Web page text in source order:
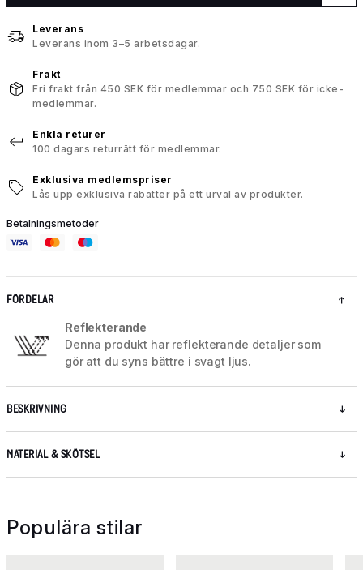
Leverans
Leverans inom 3–5 arbetsdagar.
Frakt
Fri frakt från 450 SEK för medlemmar och 750 SEK för icke-
medlemmar.
Enkla returer
100 dagars returrätt för medlemmar.
Exklusiva medlemspriser
Lås upp exklusiva rabatter på ett urval av produkter.
Betalningsmetoder
FÖRDELAR
Reflekterande
Denna produkt har reflekterande detaljer som
gör att du syns bättre i svagt ljus.
BESKRIVNING
MATERIAL & SKÖTSEL
Populära stilar